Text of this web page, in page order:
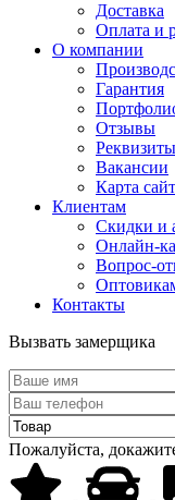
Доставка
Оплата и
О компании
Гарантия
Отзывы
Реквизиты
Вакансии
Карта
Клиентам
Скидки и
Онлайн-
Вопрос-
Контакты
Вызвать замерщика
Пожалуйста,